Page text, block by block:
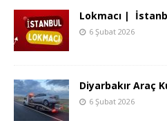
Lokmacı |
6 Şubat 2026
Diyarbakır Araç
6 Şubat 2026